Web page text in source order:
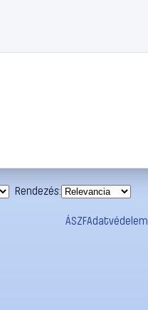
Rendezés:
ÁSZFAdatvédelem